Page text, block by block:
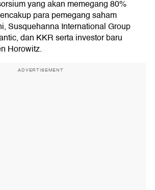
yang akan memegang 80%
para pemegang saham
Susquehanna International Group
dan KKR serta investor baru
Horowitz.
ADVERTISEMENT